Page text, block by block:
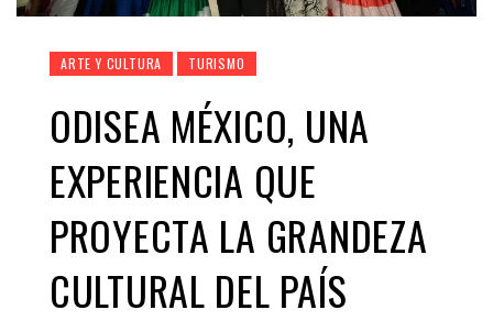
ARTE Y CULTURA TURISMO
ODISEA MÉXICO, UNA
EXPERIENCIA QUE
PROYECTA LA GRANDEZA
CULTURAL DEL PAÍS